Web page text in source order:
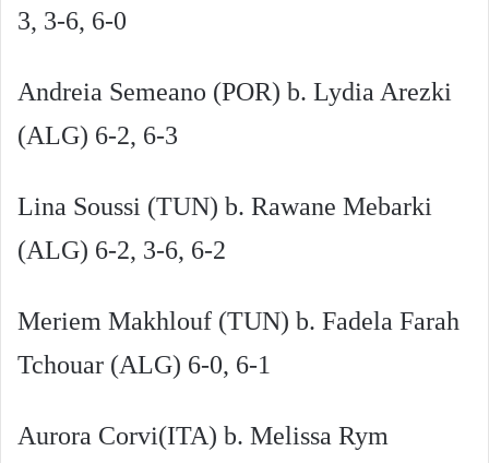
3, 3-6, 6-0
Andreia Semeano (POR) b. Lydia Arezki
(ALG) 6-2, 6-3
Lina Soussi (TUN) b. Rawane Mebarki
(ALG) 6-2, 3-6, 6-2
Meriem Makhlouf (TUN) b. Fadela Farah
Tchouar (ALG) 6-0, 6-1
Aurora Corvi(ITA) b. Melissa Rym